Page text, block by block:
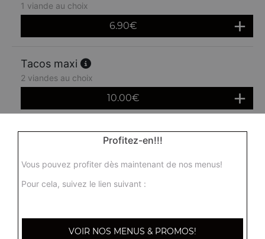
1 viande au choix
6.90€
Tacos maxi
2 viandes au choix
10.00€
Profitez-en!!!
Vous pouvez profiter dès maintenant de nos menus!
Pour cela, suivez le lien suivant :
VOIR NOS MENUS & PROMOS!